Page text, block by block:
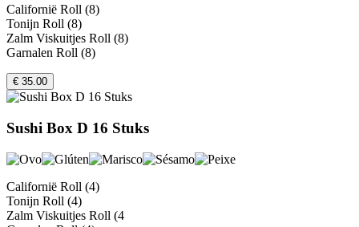
Californië Roll (8)
Tonijn Roll (8)
Zalm Viskuitjes Roll (8)
Garnalen Roll (8)
€ 35.00
Sushi Box D 16 Stuks
Californië Roll (4)
Tonijn Roll (4)
Zalm Viskuitjes Roll (4